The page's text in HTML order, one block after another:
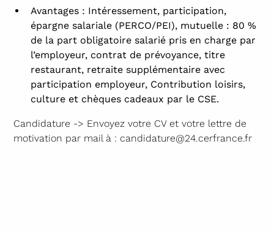
Avantages : Intéressement, participation,
épargne salariale (PERCO/PEI), mutuelle : 80 %
de la part obligatoire salarié pris en charge par
l’employeur, contrat de prévoyance, titre
restaurant, retraite supplémentaire avec
participation employeur, Contribution loisirs,
culture et chèques cadeaux par le CSE.
Candidature -> Envoyez votre CV et votre lettre de
motivation par mail à : candidature@24.cerfrance.fr